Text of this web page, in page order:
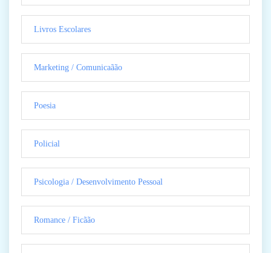
Livros Escolares
Marketing / Comunicaãão
Poesia
Policial
Psicologia / Desenvolvimento Pessoal
Romance / Ficãão